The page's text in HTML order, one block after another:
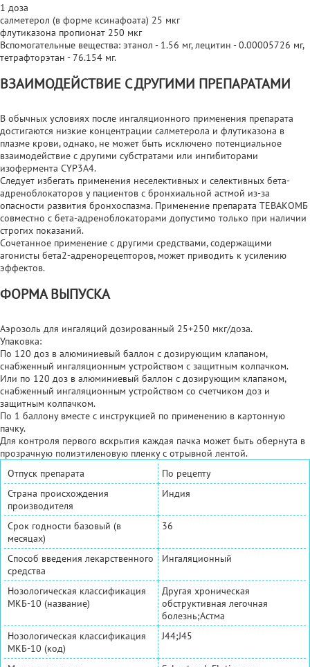
1 доза
салметерол (в форме ксинафоата) 25 мкг
флутиказона пропионат 250 мкг
Вспомогательные вещества: этанол - 1.56 мг, лецитин - 0.00005726 мг,
тетрафторэтан - 76.154 мг.
ВЗАИМОДЕЙСТВИЕ С ДРУГИМИ ПРЕПАРАТАМИ
В обычных условиях после ингаляционного применения препарата
достигаются низкие концентрации салметерола и флутиказона в
плазме крови, однако, не может быть исключено потенциальное
взаимодействие с другими субстратами или ингибиторами
изофермента CYP3A4.
Следует избегать применения неселективных и селективных бета-
адреноблокаторов у пациентов с бронхиальной астмой из-за
опасности развития бронхоспазма. Применение препарата ТЕВАКОМБ
совместно с бета-адреноблокаторами допустимо только при наличии
строгих показаний.
Сочетанное применение с другими средствами, содержащими
агонисты бета2-адренорецепторов, может приводить к усилению
эффектов.
ФОРМА ВЫПУСКА
Аэрозоль для ингаляций дозированный 25+250 мкг/доза.
Упаковка:
По 120 доз в алюминиевый баллон с дозирующим клапаном,
снабженный ингаляционным устройством с защитным колпачком.
Или по 120 доз в алюминиевый баллон с дозирующим клапаном,
снабженный ингаляционным устройством со счетчиком доз и
защитным колпачком.
По 1 баллону вместе с инструкцией по применению в картонную
пачку.
Для контроля первого вскрытия каждая пачка может быть обернута в
прозрачную полиэтиленовую пленку с отрывной лентой.
Отпуск препарата
По рецепту
Страна происхождения
производителя
Индия
Срок годности базовый (в
месяцах)
36
Способ введения лекарственного
средства
Ингаляционный
Нозологическая классификация
МКБ-10 (название)
Другая хроническая
обструктивная легочная
болезнь;Астма
Нозологическая классификация
МКБ-10 (код)
J44;J45